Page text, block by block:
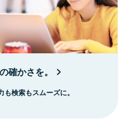
確かさを。
検索もスムーズに。